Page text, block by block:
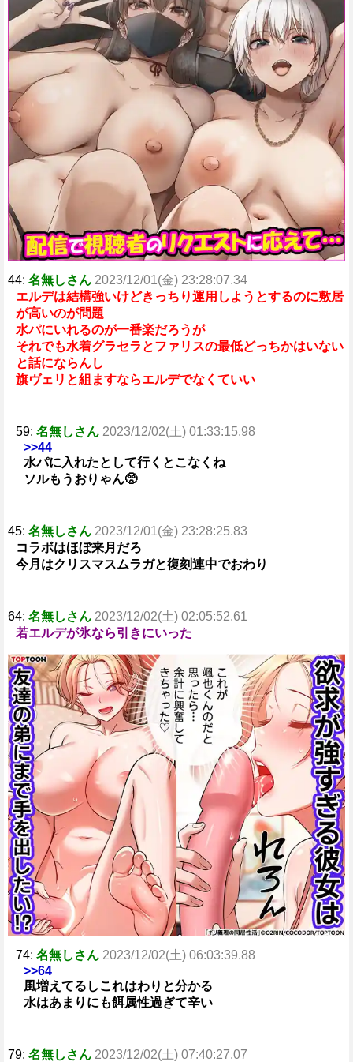
44: 名無しさん 2023/12/01(金) 23:28:07.34
エルデは結構強いけどきっちり運用しようとするのに敷居
が高いのが問題
水パにいれるのが一番楽だろうが
それでも水着グラセラとファリスの最低どっちかはいない
と話にならんし
旗ヴェリと組ますならエルデでなくていい
59: 名無しさん 2023/12/02(土) 01:33:15.98
>>44
水パに入れたとして行くとこなくね
ソルもうおりゃん🥺
45: 名無しさん 2023/12/01(金) 23:28:25.83
コラボはほぼ来月だろ
今月はクリスマスムラガと復刻連中でおわり
64: 名無しさん 2023/12/02(土) 02:05:52.61
若エルデが氷なら引きにいった
74: 名無しさん 2023/12/02(土) 06:03:39.88
>>64
風増えてるしこれはわりと分かる
水はあまりにも餌属性過ぎて辛い
79: 名無しさん 2023/12/02(土) 07:40:27.07